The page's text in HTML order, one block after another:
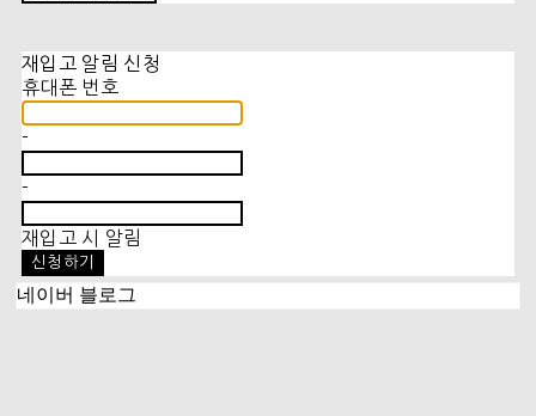
재입고 알림 신청
휴대폰 번호
-
-
재입고 시 알림
신청하기
네이버 블로그